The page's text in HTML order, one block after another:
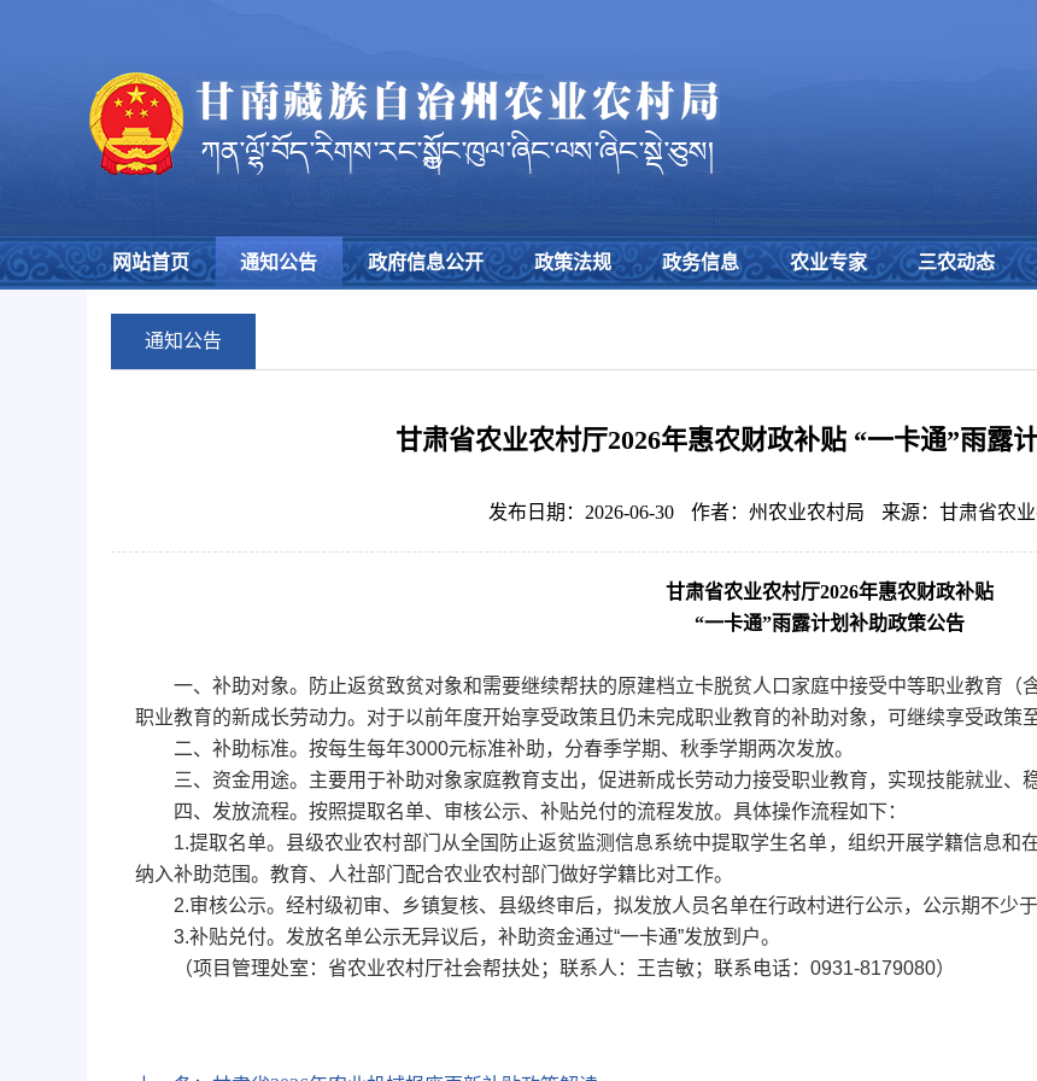
网站首页 通知公告 政府信息公开 政策法规 政务信息 农业专家 三农动态
通知公告
甘肃省农业农村厅2026年惠农财政补贴 “一卡通”雨露
发布日期：2026-06-30 作者：州农业农村局 来源：甘肃省农
甘肃省农业农村厅2026年惠农财政补贴
“一卡通”雨露计划补助政策公告
一、补助对象。防止返贫致贫对象和需要继续帮扶的原建档立卡脱贫人口家庭中接受中等职业教育（
职业教育的新成长劳动力。对于以前年度开始享受政策且仍未完成职业教育的补助对象，可继续享受政策
二、补助标准。按每生每年3000元标准补助，分春季学期、秋季学期两次发放。
三、资金用途。主要用于补助对象家庭教育支出，促进新成长劳动力接受职业教育，实现技能就业、
四、发放流程。按照提取名单、审核公示、补贴兑付的流程发放。具体操作流程如下：
1.提取名单。县级农业农村部门从全国防止返贫监测信息系统中提取学生名单，组织开展学籍信息和
纳入补助范围。教育、人社部门配合农业农村部门做好学籍比对工作。
2.审核公示。经村级初审、乡镇复核、县级终审后，拟发放人员名单在行政村进行公示，公示期不少
3.补贴兑付。发放名单公示无异议后，补助资金通过“一卡通”发放到户。
（项目管理处室：省农业农村厅社会帮扶处；联系人：王吉敏；联系电话：0931-8179080）